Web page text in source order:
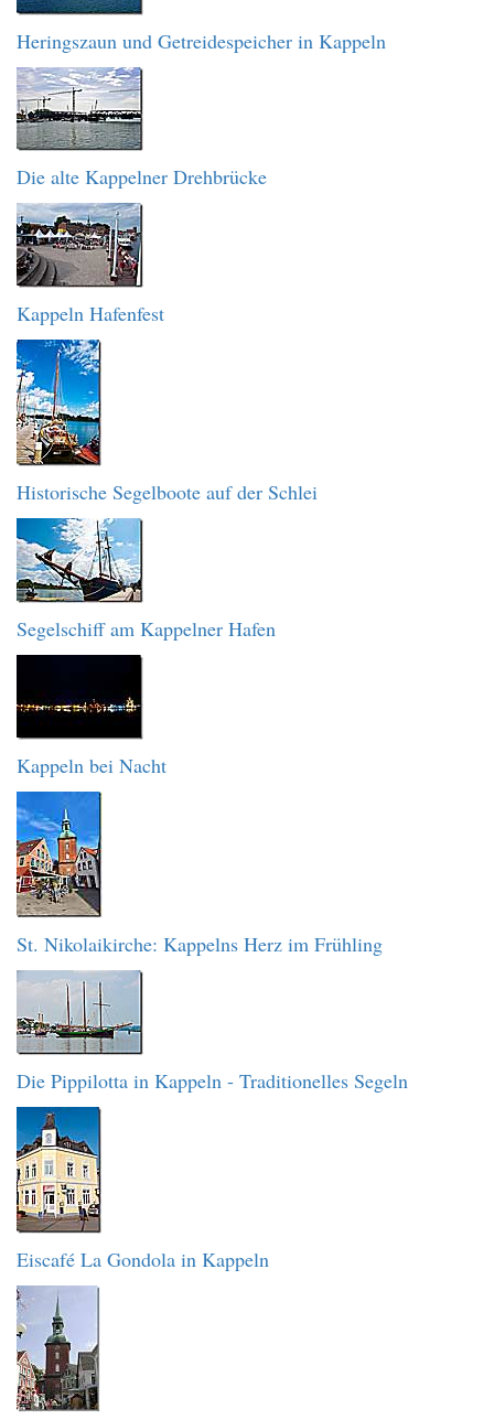
Heringszaun und Getreidespeicher in Kappeln
Die alte Kappelner Drehbrücke
Kappeln Hafenfest
Historische Segelboote auf der Schlei
Segelschiff am Kappelner Hafen
Kappeln bei Nacht
St. Nikolaikirche: Kappelns Herz im Frühling
Die Pippilotta in Kappeln - Traditionelles Segeln
Eiscafé La Gondola in Kappeln